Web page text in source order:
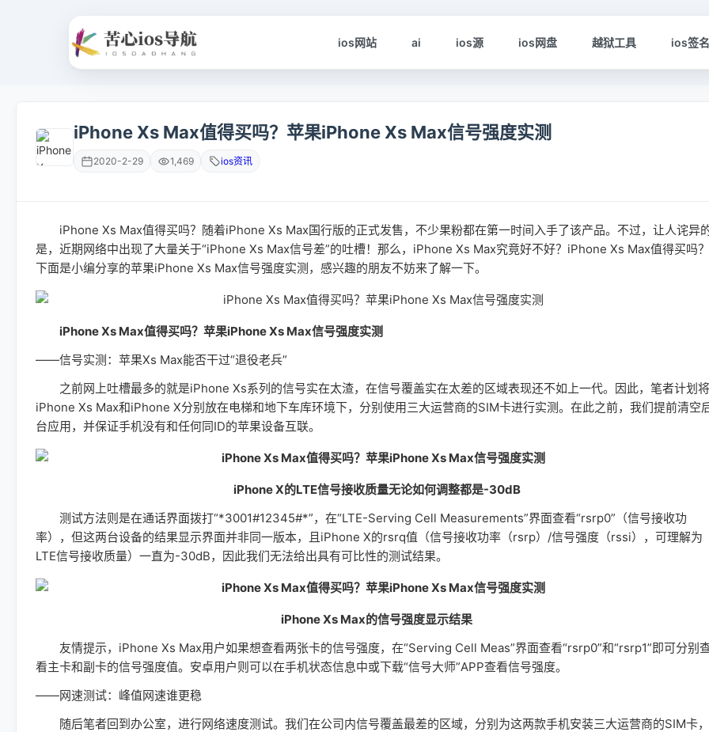
ios网站 ai ios源 ios网盘 越狱工具 ios签
iPhone Xs Max值得买吗？苹果iPhone Xs Max信号强度实测
2020-2-29 1,469 ios资讯
iPhone Xs Max值得买吗？随着iPhone Xs Max国行版的正式发售，不少果粉都在第一时间入手了该产品。不过，让人诧异
是，近期网络中出现了大量关于“iPhone Xs Max信号差”的吐槽！那么，iPhone Xs Max究竟好不好？iPhone Xs Max值得买吗？
下面是小编分享的苹果iPhone Xs Max信号强度实测，感兴趣的朋友不妨来了解一下。
iPhone Xs Max值得买吗？苹果iPhone Xs Max信号强度实测
——信号实测：苹果Xs Max能否干过“退役老兵”
之前网上吐槽最多的就是iPhone Xs系列的信号实在太渣，在信号覆盖实在太差的区域表现还不如上一代。因此，笔者计划将
iPhone Xs Max和iPhone X分别放在电梯和地下车库环境下，分别使用三大运营商的SIM卡进行实测。在此之前，我们提前清空
台应用，并保证手机没有和任何同ID的苹果设备互联。
iPhone X的LTE信号接收质量无论如何调整都是-30dB
测试方法则是在通话界面拨打“*3001#12345#*”，在“LTE-Serving Cell Measurements”界面查看“rsrp0”（信号接收功
率），但这两台设备的结果显示界面并非同一版本，且iPhone X的rsrq值（信号接收功率（rsrp）/信号强度（rssi），可理解为
LTE信号接收质量）一直为-30dB，因此我们无法给出具有可比性的测试结果。
iPhone Xs Max的信号强度显示结果
友情提示，iPhone Xs Max用户如果想查看两张卡的信号强度，在“Serving Cell Meas”界面查看“rsrp0”和“rsrp1”即可分别
看主卡和副卡的信号强度值。安卓用户则可以在手机状态信息中或下载“信号大师”APP查看信号强度。
——网速测试：峰值网速谁更稳
随后笔者回到办公室，进行网络速度测试。我们在公司内信号覆盖最差的区域，分别为这两款手机安装三大运营商的SIM卡，